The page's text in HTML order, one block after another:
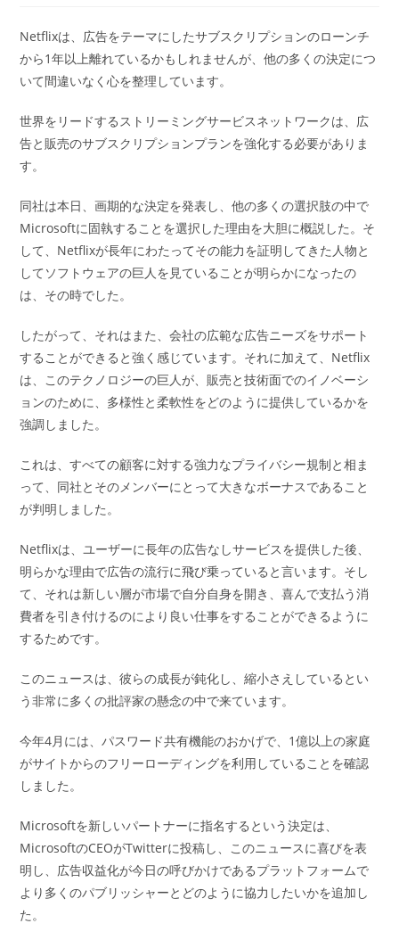
テ
ゴ
リ
ー:
Netflixは、広告をテーマにしたサブスクリプションのローンチ
から1年以上離れているかもしれませんが、他の多くの決定につ
いて間違いなく心を整理しています。
世界をリードするストリーミングサービスネットワークは、広
告と販売のサブスクリプションプランを強化する必要がありま
す。
同社は本日、画期的な決定を発表し、他の多くの選択肢の中で
Microsoftに固執することを選択した理由を大胆に概説した。そ
して、Netflixが長年にわたってその能力を証明してきた人物と
してソフトウェアの巨人を見ていることが明らかになったの
は、その時でした。
したがって、それはまた、会社の広範な広告ニーズをサポート
することができると強く感じています。それに加えて、Netflix
は、このテクノロジーの巨人が、販売と技術面でのイノベーシ
ョンのために、多様性と柔軟性をどのように提供しているかを
強調しました。
これは、すべての顧客に対する強力なプライバシー規制と相ま
って、同社とそのメンバーにとって大きなボーナスであること
が判明しました。
Netflixは、ユーザーに長年の広告なしサービスを提供した後、
明らかな理由で広告の流行に飛び乗っていると言います。そし
て、それは新しい層が市場で自分自身を開き、喜んで支払う消
費者を引き付けるのにより良い仕事をすることができるように
するためです。
このニュースは、彼らの成長が鈍化し、縮小さえしているとい
う非常に多くの批評家の懸念の中で来ています。
今年4月には、パスワード共有機能のおかげで、1億以上の家庭
がサイトからのフリーローディングを利用していることを確認
しました。
Microsoftを新しいパートナーに指名するという決定は、
MicrosoftのCEOがTwitterに投稿し、このニュースに喜びを表
明し、広告収益化が今日の呼びかけであるプラットフォームで
より多くのパブリッシャーとどのように協力したいかを追加し
た。